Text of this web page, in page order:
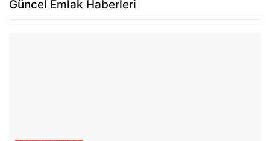
Güncel Emlak Haberleri